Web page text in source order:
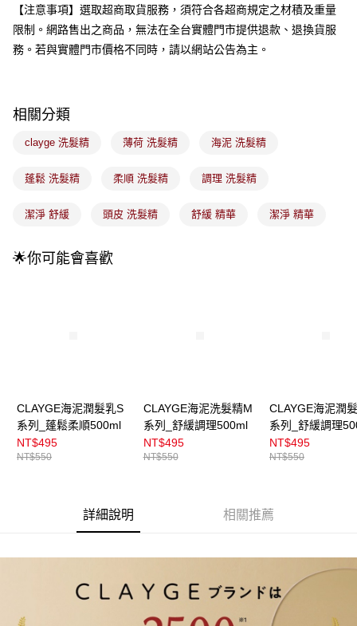
成交易。
3.實際核准額度、可分期數及費用金額請依後續交易確認頁面所載為準。
消。如遇「轉專審核」未通過狀況，表示未達大哥付你分期系統評分，恕無
醒簡訊。
帳／街口支付／iPASS MONEY」等通路繳費。
1.本服務係由「台灣大哥大股份有限公司」（以下簡稱本公司）所提供，讓
買賣價金債權讓與本公司後，依約使用本公司帳單繳交帳款。
由本公司與您本人進行分期帳單所需資料之確認、核對及更正。
運送方式
全家取貨付款
每筆NT$100，滿NT$899(含以上)免運費
每筆NT$100，滿NT$899(含以上)免運費
付款後7-11取貨
每筆NT$100，滿NT$899(含以上)免運費
每筆NT$100，滿NT$899(含以上)免運費
【注意事項】選取超商取貨服務，須符合各超商規定之材積及重量
限制。網路售出之商品，無法在全台實體門市提供退款、退換貨服
務。若與實體門市價格不同時，請以網站公告為主。
相關分類
clayge 洗髮精 薄荷 洗髮精 海泥 洗髮精
蓬鬆 洗髮精 柔順 洗髮精 調理 洗髮精
潔淨 舒緩 頭皮 洗髮精 舒緩 精華 潔淨 精華
🌟你可能會喜歡
CLAYGE海泥潤髮乳S
系列_蓬鬆柔順500ml
NT$495
NT$550
CLAYGE海泥洗髮精M
系列_舒緩調理500ml
NT$495
NT$550
CLAYGE海泥潤
系列_舒緩調理
NT$495
NT$550
詳細說明 相關推薦